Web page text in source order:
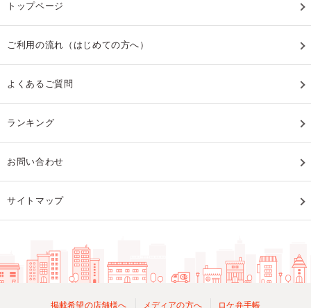
トップページ
ご利用の流れ（はじめての方へ）
よくあるご質問
ランキング
お問い合わせ
サイトマップ
掲載希望の店舗様へ メディアの方へ ロケ弁手帳